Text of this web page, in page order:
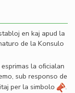
en kaj apud la
de la Konsulo
la oﬁcialan
sub responso de
per la simbolo
.